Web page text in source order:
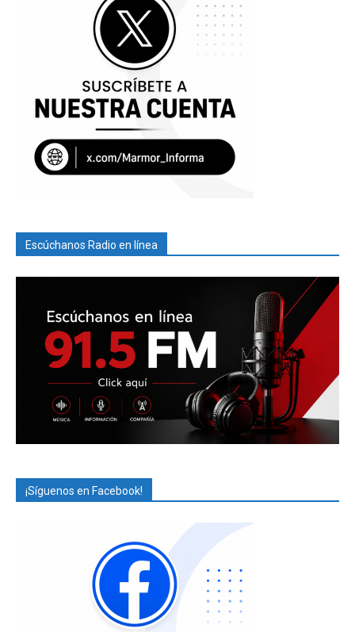
Escúchanos Radio en línea
¡Síguenos en Facebook!